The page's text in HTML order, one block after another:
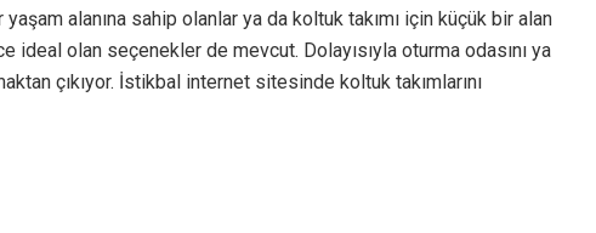
alanına sahip olanlar ya da koltuk takımı için küçük bir alan
ideal olan seçenekler de mevcut. Dolayısıyla oturma odasını ya
çıkıyor. İstikbal internet sitesinde koltuk takımlarını